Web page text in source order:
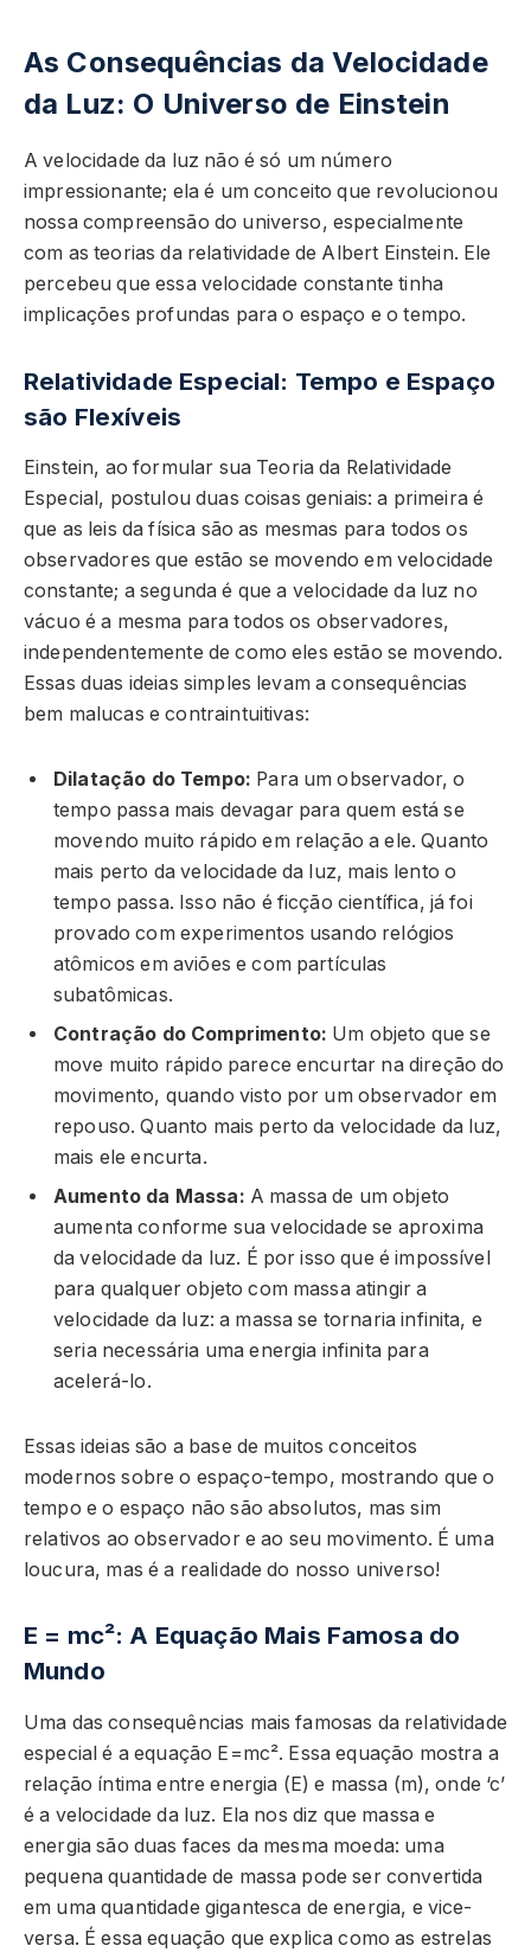
As Consequências da Velocidade
da Luz: O Universo de Einstein
A velocidade da luz não é só um número
impressionante; ela é um conceito que revolucionou
nossa compreensão do universo, especialmente
com as teorias da relatividade de Albert Einstein. Ele
percebeu que essa velocidade constante tinha
implicações profundas para o espaço e o tempo.
Relatividade Especial: Tempo e Espaço
são Flexíveis
Einstein, ao formular sua Teoria da Relatividade
Especial, postulou duas coisas geniais: a primeira é
que as leis da física são as mesmas para todos os
observadores que estão se movendo em velocidade
constante; a segunda é que a velocidade da luz no
vácuo é a mesma para todos os observadores,
independentemente de como eles estão se movendo.
Essas duas ideias simples levam a consequências
bem malucas e contraintuitivas:
Dilatação do Tempo: Para um observador, o
tempo passa mais devagar para quem está se
movendo muito rápido em relação a ele. Quanto
mais perto da velocidade da luz, mais lento o
tempo passa. Isso não é ficção científica, já foi
provado com experimentos usando relógios
atômicos em aviões e com partículas
subatômicas.
Contração do Comprimento: Um objeto que se
move muito rápido parece encurtar na direção do
movimento, quando visto por um observador em
repouso. Quanto mais perto da velocidade da luz,
mais ele encurta.
Aumento da Massa: A massa de um objeto
aumenta conforme sua velocidade se aproxima
da velocidade da luz. É por isso que é impossível
para qualquer objeto com massa atingir a
velocidade da luz: a massa se tornaria infinita, e
seria necessária uma energia infinita para
acelerá-lo.
Essas ideias são a base de muitos conceitos
modernos sobre o espaço-tempo, mostrando que o
tempo e o espaço não são absolutos, mas sim
relativos ao observador e ao seu movimento. É uma
loucura, mas é a realidade do nosso universo!
E = mc²: A Equação Mais Famosa do
Mundo
Uma das consequências mais famosas da relatividade
especial é a equação E=mc². Essa equação mostra a
relação íntima entre energia (E) e massa (m), onde ‘c’
é a velocidade da luz. Ela nos diz que massa e
energia são duas faces da mesma moeda: uma
pequena quantidade de massa pode ser convertida
em uma quantidade gigantesca de energia, e vice-
versa. É essa equação que explica como as estrelas